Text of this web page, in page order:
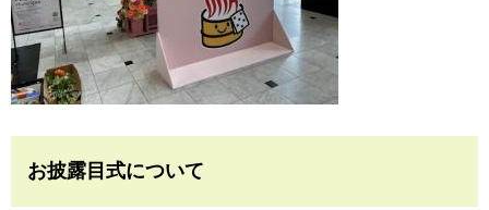
お披露目式について